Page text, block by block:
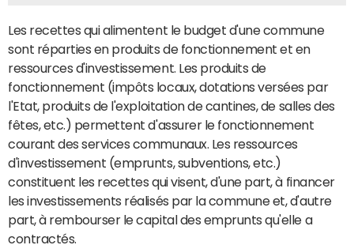
Les recettes qui alimentent le budget d'une commune
sont réparties en produits de fonctionnement et en
ressources d'investissement. Les produits de
fonctionnement (impôts locaux, dotations versées par
l'Etat, produits de l'exploitation de cantines, de salles des
fêtes, etc.) permettent d'assurer le fonctionnement
courant des services communaux. Les ressources
d'investissement (emprunts, subventions, etc.)
constituent les recettes qui visent, d'une part, à financer
les investissements réalisés par la commune et, d'autre
part, à rembourser le capital des emprunts qu'elle a
contractés.